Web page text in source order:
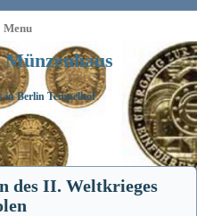
Menu
in Berlin Tempelhof
des II. Weltkrieges